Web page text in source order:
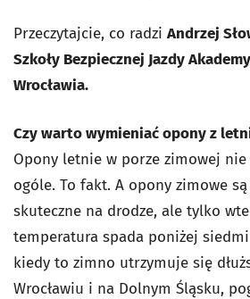
Przeczytajcie, co radzi Andrzej
Szkoły Bezpiecznej Jazdy
Wrocławia.
Czy warto wymieniać opony z
Opony letnie w porze zimowej
ogóle. To fakt. A opony zimowe
skuteczne na drodze, ale tylko
temperatura spada poniżej
kiedy to zimno utrzymuje się
Wrocławiu i na Dolnym Śląsku,